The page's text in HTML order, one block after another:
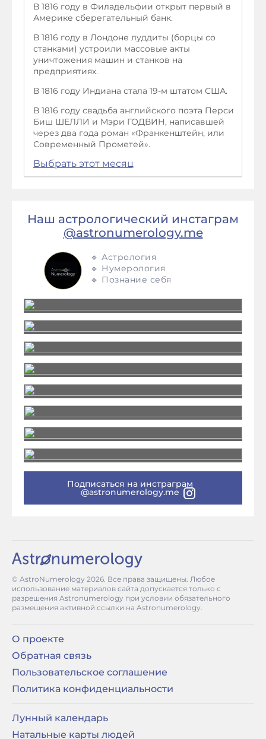
В 1816 году в Филадельфии открыт первый в
Америке сберегательный банк.
В 1816 году в Лондоне луддиты (борцы со
станками) устроили массовые акты
уничтожения машин и станков на
предприятиях.
В 1816 году Индиана стала 19-м штатом США.
В 1816 году свадьба английского поэта Перси
Биш ШЕЛЛИ и Мэри ГОДВИН, написавшей
через два года роман «Франкенштейн, или
Современный Прометей».
Выбрать этот месяц
Наш астрологический инстаграм
@astronumerology.me
🔹 Астрология
🔹 Нумерология
🔹 Познание себя
Подписаться на инстраграм
@astronumerology.me
© AstroNumerology 2026 . Все права защищены. Любое
использование материалов сайта допускается только с
разрешения Astronumerology при условии обязательного
размещения активной ссылки на Astronumerology.
О проекте
Обратная связь
Пользовательское соглашение
Политика конфиденциальности
Лунный календарь
Натальные карты людей